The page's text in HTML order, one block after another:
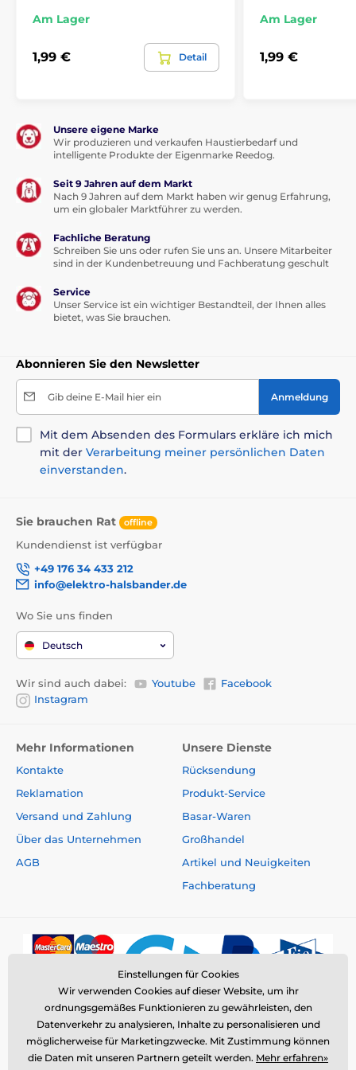
0,6 %, Natrium 0,5 %
Vitamin C (3a312) 300 mg, Taurin (3a370) 2 500 mg,
Nach dem Essen, vor dem Schlafengehen oder
morgens nach dem Frühstück verabreichen,
idealerweise aus der Hand als Belohnung und
Leckerbissen.
Die Bilder dienen nur zur Illustration.
Ankündigung geändert werden. Die Bilder dienen nur
zur Illustration.
Das Produkt ist in Kategorien eingeteilt
Snacks Katze
Am Lager
1,99 € Detail
Am Lager
1,99 €
Unsere eigene Marke
Wir produzieren und verkaufen Haustierbedarf und
intelligente Produkte der Eigenmarke Reedog.
Seit 9 Jahren auf dem Markt
Nach 9 Jahren auf dem Markt haben wir genug Erfahrung,
um ein globaler Marktführer zu werden.
Fachliche Beratung
Schreiben Sie uns oder rufen Sie uns an. Unsere Mitarbeiter
sind in der Kundenbetreuung und Fachberatung geschult
Service
Unser Service ist ein wichtiger Bestandteil, der Ihnen alles
bietet, was Sie brauchen.
Abonnieren Sie den Newsletter
Gib deine E-Mail hier ein Anmeldung
Mit dem Absenden des Formulars erkläre ich mich
mit der Verarbeitung meiner persönlichen Daten
einverstanden.
Sie brauchen Rat offline
Kundendienst ist verfügbar
+49 176 34 433 212
info@elektro-halsbander.de
Wo Sie uns finden
Deutsch
Wir sind auch dabei: Youtube
Facebook
Instagram
Mehr Informationen
Kontakte
Reklamation
Versand und Zahlung
Über das Unternehmen
AGB
Unsere Dienste
Rücksendung
Produkt-Service
Basar-Waren
Großhandel
Artikel und Neuigkeiten
Fachberatung
Einstellungen für Cookies
Wir verwenden Cookies auf dieser Website, um ihr
ordnungsgemäßes Funktionieren zu gewährleisten, den
Datenverkehr zu analysieren, Inhalte zu personalisieren und
möglicherweise für Marketingzwecke. Mit Zustimmung können
die Daten mit unseren Partnern geteilt werden. Mehr erfahren»